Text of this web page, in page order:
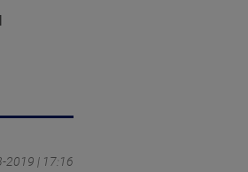
2019 | 17:16